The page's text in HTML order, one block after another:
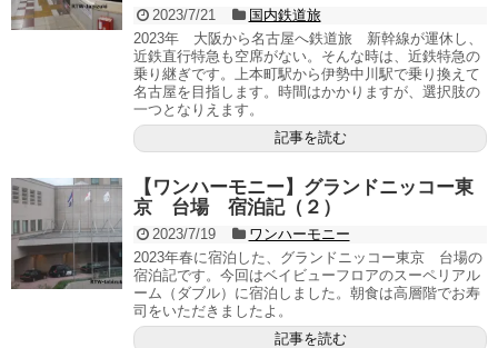
2023/7/21
国内鉄道旅
2023年 大阪から名古屋へ鉄道旅 新幹線が運休し、
近鉄直行特急も空席がない。そんな時は、近鉄特急の
乗り継ぎです。上本町駅から伊勢中川駅で乗り換えて
名古屋を目指します。時間はかかりますが、選択肢の
一つとなりえます。
記事を読む
【ワンハーモニー】グランドニッコー東
京 台場 宿泊記（２）
2023/7/19
ワンハーモニー
2023年春に宿泊した、グランドニッコー東京 台場の
宿泊記です。今回はベイビューフロアのスーペリアル
ーム（ダブル）に宿泊しました。朝食は高層階でお寿
司をいただきましたよ。
記事を読む